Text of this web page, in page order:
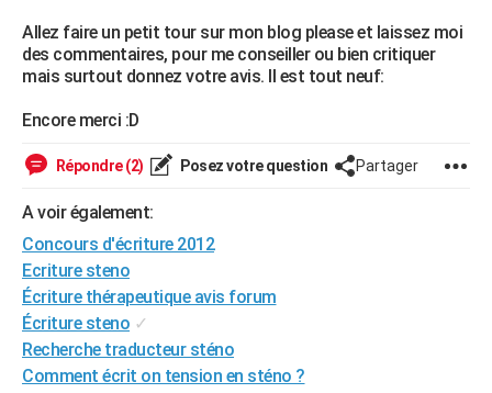
Alimentation
Guide de la santé
Maladies
Médicaments
Sommeil
VOYAGE
Destinations
City break
Voyage nature
Voyage de noces
Forum
Climat
+PHOTO
GUIDES D'ACHAT
BONS PLANS
CARTE DE VOEUX
Carte de Noël
Carte Bonne année
Carte Saint-Valentin
Carte Pâques
Carte d'anniversaire
DICTIONNAIRE
Dictionnaire
Biographies
Citations
Expressions
Proverbes
PROGRAMME TV
COPAINS D'AVANT
S'inscrire
Se connecter
Lycées
Collèges
Primaires
Universités
Entreprises
Service militaire
Avis de recherche
AVIS DE DÉCÈS
Allez faire un petit tour sur mon blog please et laissez moi
des commentaires, pour me conseiller ou bien critiquer
mais surtout donnez votre avis. Il est tout neuf:
Encore merci :D
Répondre (2) Posez votre question Partager
A voir également:
Concours d'écriture 2012
Ecriture steno
Écriture thérapeutique avis forum
Écriture steno ✓
Recherche traducteur sténo
Comment écrit on tension en sténo ?